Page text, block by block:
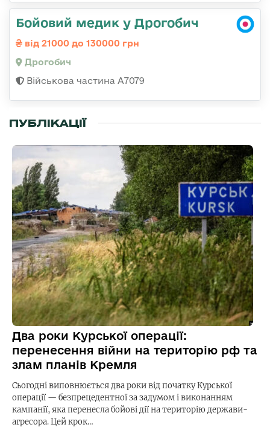
Бойовий медик у Дрогобич
від 21000 до 130000 грн
Дрогобич
Військова частина А7079
ПУБЛІКАЦІЇ
Два роки Курської операції:
перенесення війни на територію рф та
злам планів Кремля
Сьогодні виповнюється два роки від початку Курської
операції — безпрецедентної за задумом і виконанням
кампанії, яка перенесла бойові дії на територію держави-
агресора. Цей крок…